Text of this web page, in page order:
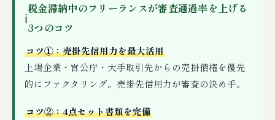
ℹ
税金滞納中のフリーランスが審査通過率を上げる
3つのコツ
コツ①：売掛先信用力を最大活用
上場企業・官公庁・大手取引先からの売掛債権を優先
的にファクタリング。売掛先信用力が審査の決め手。
コツ②：4点セット書類を完備